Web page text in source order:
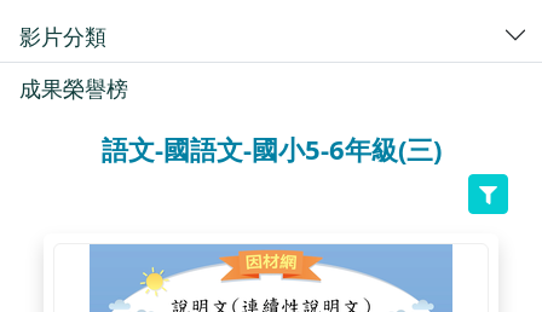
影片分類
成果榮譽榜
語文-國語文-國小5-6年級(三)